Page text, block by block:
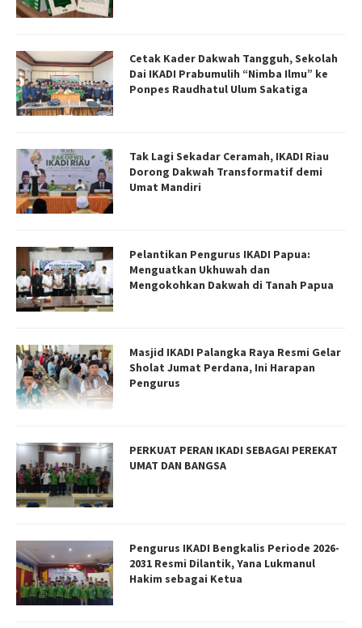
Cetak Kader Dakwah Tangguh, Sekolah
Dai IKADI Prabumulih “Nimba Ilmu” ke
Ponpes Raudhatul Ulum Sakatiga
Tak Lagi Sekadar Ceramah, IKADI Riau
Dorong Dakwah Transformatif demi
Umat Mandiri
Pelantikan Pengurus IKADI Papua:
Menguatkan Ukhuwah dan
Mengokohkan Dakwah di Tanah Papua
Masjid IKADI Palangka Raya Resmi Gelar
Sholat Jumat Perdana, Ini Harapan
Pengurus
PERKUAT PERAN IKADI SEBAGAI PEREKAT
UMAT DAN BANGSA
Pengurus IKADI Bengkalis Periode 2026-
2031 Resmi Dilantik, Yana Lukmanul
Hakim sebagai Ketua